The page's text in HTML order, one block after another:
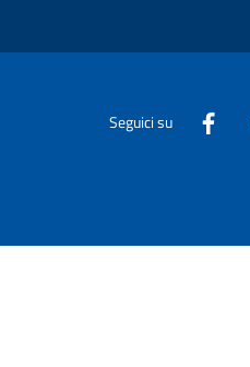
Seguici su